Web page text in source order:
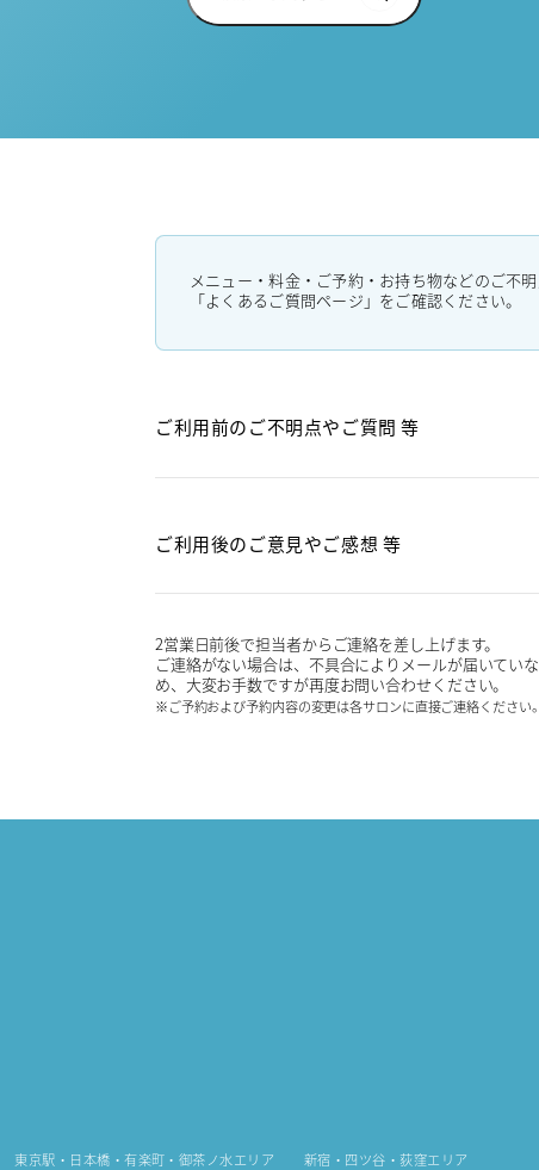
メニュー・料金・ご予約・お持ち物などのご不明
「よくあるご質問ページ」をご確認ください。
ご利用前のご不明点やご質問 等
ご利用後のご意見やご感想 等
2営業日前後で担当者からご連絡を差し上げます。
ご連絡がない場合は、不具合によりメールが届いてい
め、大変お手数ですが再度お問い合わせください。
※ご予約および予約内容の変更は各サロンに直接ご連絡ください。
東京駅・日本橋・有楽町・御茶ノ水エリア 新宿・四ツ谷・荻窪エリア